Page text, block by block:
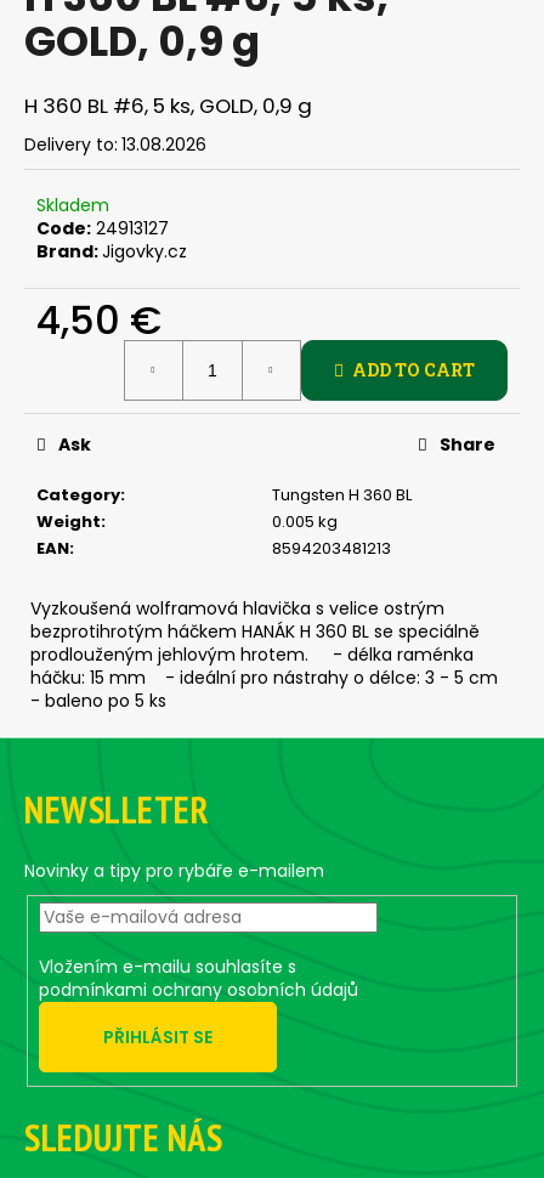
is
0,0
of
5
stars.
GOLD, 0,9 g
H 360 BL #6, 5 ks, GOLD, 0,9 g
Delivery to: 13.08.2026
Skladem
Code: 24913127
Brand:Jigovky.cz
4,50 €
ADD TO CART
Category:
Tungsten H 360 BL
Weight:
0.005 kg
EAN: 8594203481213
Ask Share
Vyzkoušená wolframová hlavička s velice ostrým
bezprotihrotým háčkem HANÁK H 360 BL se speciálně
prodlouženým jehlovým hrotem. - délka raménka
háčku: 15 mm - ideální pro nástrahy o délce: 3 - 5 cm
- baleno po 5 ks
i
n
g
f
o
?
SEARCH
W
e
c
m
m
e
n
POD
PRUT
20
MM
1,12
F
NEWSLLETER
Novinky a tipy pro rybáře e-mailem
Vložením e-mailu souhlasíte s
podmínkami ochrany osobních údajů
PŘIHLÁSIT SE
SLEDUJTE NÁS